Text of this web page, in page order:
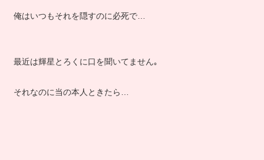
俺はいつもそれを隠すのに必死で…
最近は輝星とろくに口を聞いてません｡
それなのに当の本人ときたら…